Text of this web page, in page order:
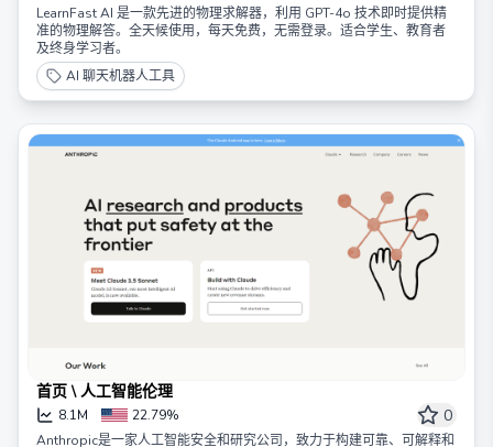
LearnFast AI 是一款先进的物理求解器，利用 GPT-4o 技术即时提供精
准的物理解答。全天候使用，每天免费，无需登录。适合学生、教育者
及终身学习者。
AI 聊天机器人工具
首页 \ 人工智能伦理
8.1M 22.79% 0
Anthropic是一家人工智能安全和研究公司，致力于构建可靠、可解释和